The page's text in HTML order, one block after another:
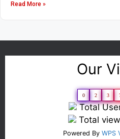
Read More »
Our
0 2 3
Total
Total
Powered By WPS